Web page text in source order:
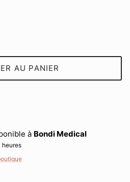
AU PANIER
à Bondi Medical
heures